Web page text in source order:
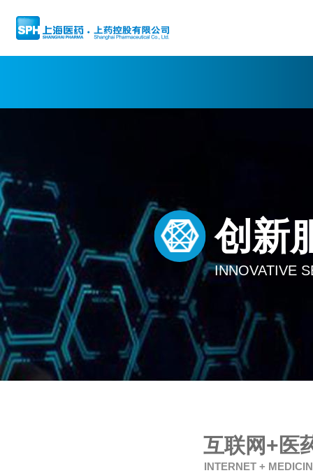
创新
INNOVATIVE
互联网+医
INTERNET +